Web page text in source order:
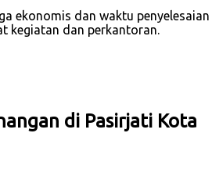
ekonomis dan waktu penyelesaian
kegiatan dan perkantoran.
di Pasirjati Kota